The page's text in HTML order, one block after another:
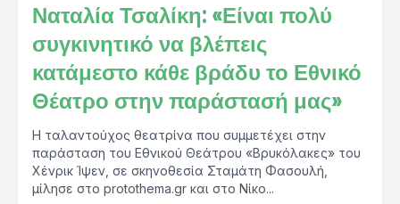
Ναταλία Τσαλίκη: «Είναι πολύ
συγκινητικό να βλέπεις
κατάμεστο κάθε βράδυ το Εθνικό
Θέατρο στην παράστασή μας»
Η ταλαντούχος θεατρίνα που συμμετέχει στην
παράσταση του Εθνικού Θεάτρου «Βρυκόλακες» του
Χένρικ Ίψεν, σε σκηνοθεσία Σταμάτη Φασουλή,
μίλησε στο protothema.gr και στο Νίκο...